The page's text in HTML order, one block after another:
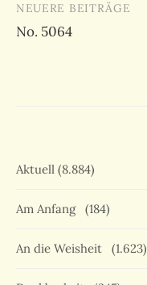
NEUERE BEITRÄGE
No. 5064
Aktuell (8.884)
Am Anfang (184)
An die Weisheit (1.623)